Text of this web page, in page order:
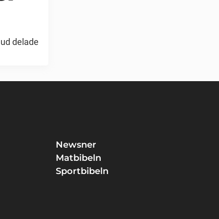
delade
Newsner
Matbibeln
Sportbibeln